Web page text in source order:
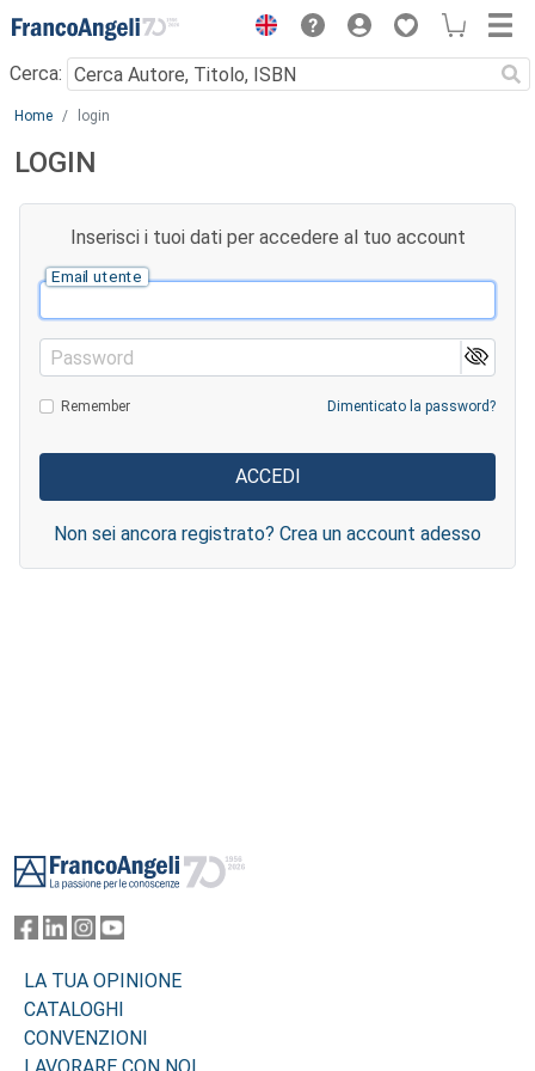
Menu
Cerca:
Main content
Home login
LOGIN
Inserisci i tuoi dati per accedere al tuo account
Email utente
Password
Remember Dimenticato la password?
Non sei ancora registrato? Crea un account adesso
LA TUA OPINIONE
CATALOGHI
CONVENZIONI